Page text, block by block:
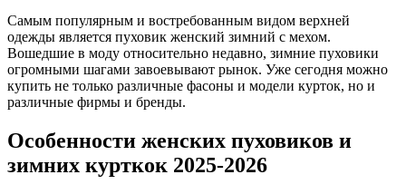
Самым популярным и востребованным видом верхней
одежды является пуховик женский зимний с мехом.
Вошедшие в моду относительно недавно, зимние пуховики
огромными шагами завоевывают рынок. Уже сегодня можно
купить не только различные фасоны и модели курток, но и
различные фирмы и бренды.
Особенности женских пуховиков и
зимних курткок 2025-2026